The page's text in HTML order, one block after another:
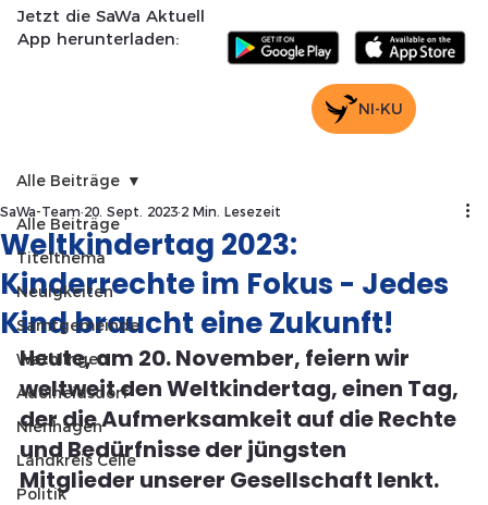
Jetzt die SaWa Aktuell
App herunterladen:
NI-KU
Alle Beiträge
Titelthema
Neuigkeiten
Samtgemeinde
Wathlingen
Adelheidsdorf
Nienhagen
Landkreis Celle
Politik
Alle Beiträge
Weltkindertag 2023:
Kinderrechte im Fokus - Jedes
Kind braucht eine Zukunft!
SaWa-Team 20. Sept. 2023 2 Min. Lesezeit
Heute, am 20. November, feiern wir
weltweit den Weltkindertag, einen Tag,
der die Aufmerksamkeit auf die Rechte
und Bedürfnisse der jüngsten
Mitglieder unserer Gesellschaft lenkt.